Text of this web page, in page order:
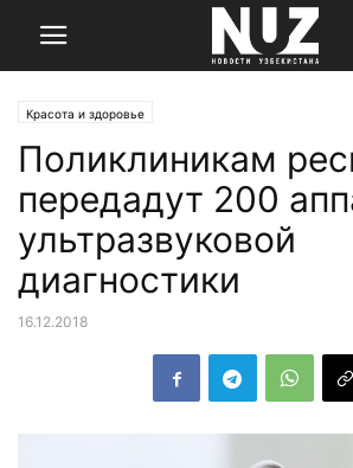
Красота и здоровье
Поликлиникам
передадут 200
ультразвуковой
диагностики
16.12.2018